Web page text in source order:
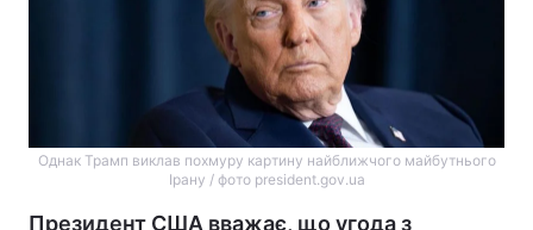
Однак Трамп виклав похмуру картину найближчого майбутнього
Ірану / фото president.gov.ua
Президент США вважає, що угода з